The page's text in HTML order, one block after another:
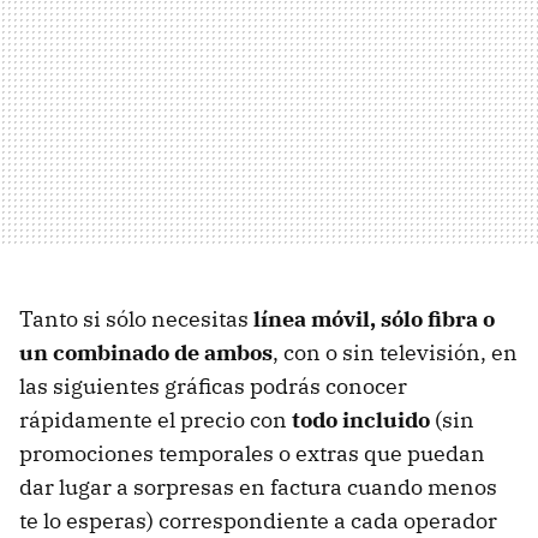
Tanto si sólo necesitas línea móvil, sólo fibra o
un combinado de ambos, con o sin televisión, en
las siguientes gráficas podrás conocer
rápidamente el precio con todo incluido (sin
promociones temporales o extras que puedan
dar lugar a sorpresas en factura cuando menos
te lo esperas) correspondiente a cada operador